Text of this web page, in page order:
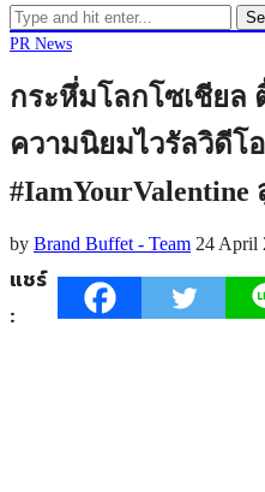
PR News
กระหึ่มโลกโซเชียล
ความนิยมไวรัลวิดีโ
#IamYourValentine
by Brand Buffet - Team 24 April
แชร์
: